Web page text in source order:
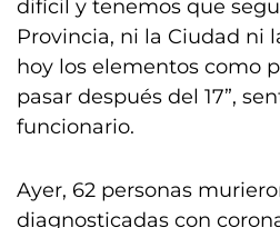
difícil y tenemos que
Provincia, ni la Ciudad ni
hoy los elementos como
pasar después del 17”,
funcionario.
Ayer, 62 personas
diagnosticadas con